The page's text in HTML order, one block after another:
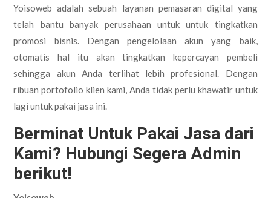
Yoisoweb adalah sebuah layanan pemasaran digital yang
telah bantu banyak perusahaan untuk untuk tingkatkan
promosi bisnis. Dengan pengelolaan akun yang baik,
otomatis hal itu akan tingkatkan kepercayan pembeli
sehingga akun Anda terlihat lebih profesional. Dengan
ribuan portofolio klien kami, Anda tidak perlu khawatir untuk
lagi untuk pakai jasa ini.
Berminat Untuk Pakai Jasa dari
Kami? Hubungi Segera Admin
berikut!